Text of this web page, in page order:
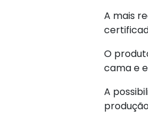
A mais
O
cama e
A